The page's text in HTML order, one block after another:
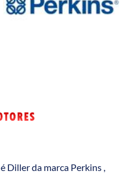
é Diller da marca Perkins ,